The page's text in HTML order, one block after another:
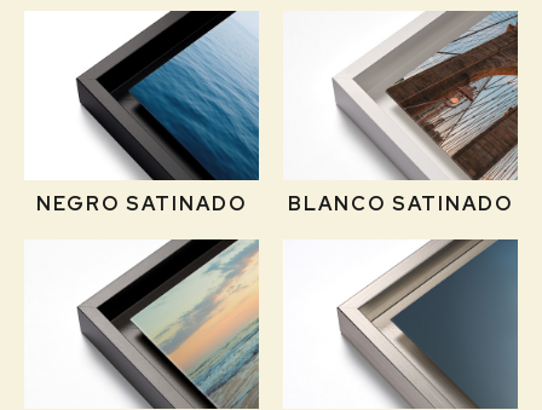
NEGRO SATINADO BLANCO SATINADO